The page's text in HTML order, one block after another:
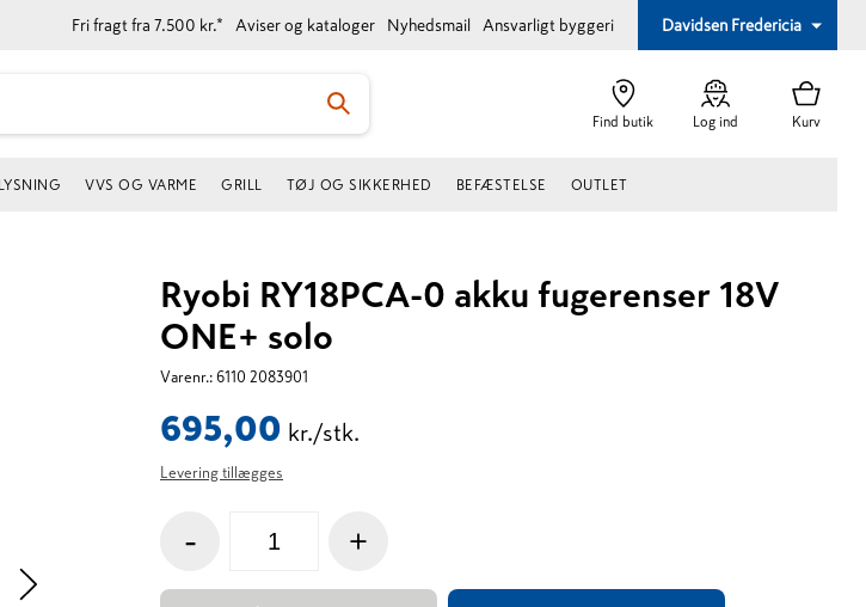
Fri fragt fra 7.500 kr.* Aviser og kataloger Nyhedsmail Ansvarligt byggeri Davidsen Fredericia
Find butik Log ind Kurv
VVS OG VARME GRILL TØJ OG SIKKERHED BEFÆSTELSE OUTLET
Ryobi RY18PCA-0 akku fugerenser 18V
ONE+ solo
Varenr.: 6110 2083901
695,00 kr./stk.
Levering tillægges
- +